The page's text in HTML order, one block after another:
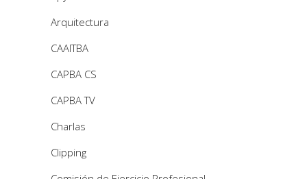
Arquitectura
CAAITBA
CAPBA CS
CAPBA TV
Charlas
Clipping